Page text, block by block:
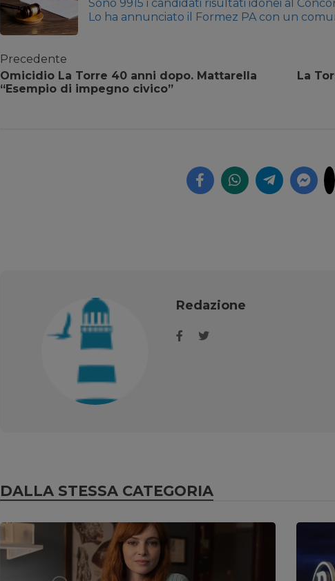
Sono 9915 i candidati risultati idonei al
Lo ha annunciato il Formez PA con un
Precedente
Omicidio La Torre 40 anni dopo. Mattarella
“Esempio di impegno civico”
La
Redazione
DALLA STESSA CATEGORIA